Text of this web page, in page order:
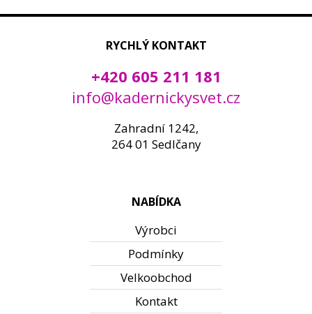
RYCHLÝ KONTAKT
+420 605 211 181
info@kadernickysvet.cz
Zahradní 1242,
264 01 Sedlčany
NABÍDKA
Výrobci
Podmínky
Velkoobchod
Kontakt